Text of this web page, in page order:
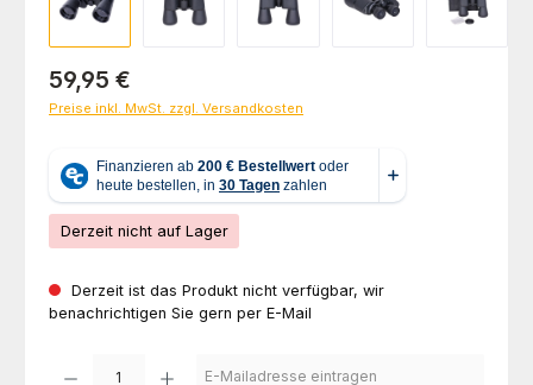
Regulärer Preis:
59,95 €
Preise inkl. MwSt. zzgl. Versandkosten
Derzeit nicht auf Lager
Derzeit ist das Produkt nicht verfügbar, wir
benachrichtigen Sie gern per E-Mail